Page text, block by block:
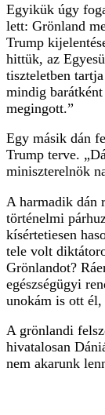
Egyikük úgy
lett: Grönland
Trump
hittük, az
tiszteletben
mindig
megingott.”
Egy másik dán
Trump terve.
miniszterelnök
A harmadik dán
történelmi
kísértetiesen
tele volt
Grönlandot?
egészségügyi
unokám is ott él,
A grönlandi
hivatalosan
nem akarunk